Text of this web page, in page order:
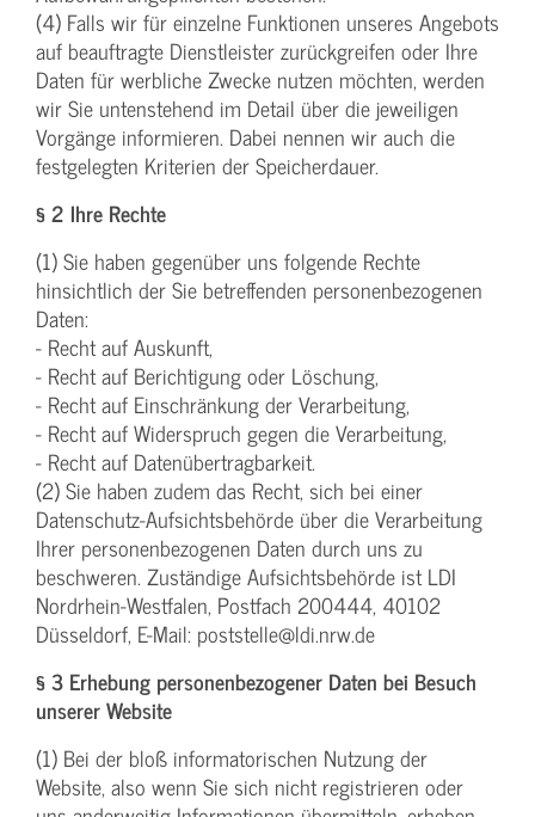
(4) Falls wir für einzelne Funktionen unseres Angebots
auf beauftragte Dienstleister zurückgreifen oder Ihre
Daten für werbliche Zwecke nutzen möchten, werden
wir Sie untenstehend im Detail über die jeweiligen
Vorgänge informieren. Dabei nennen wir auch die
festgelegten Kriterien der Speicherdauer.
§ 2 Ihre Rechte
(1) Sie haben gegenüber uns folgende Rechte
hinsichtlich der Sie betreffenden personenbezogenen
Daten:
- Recht auf Auskunft,
- Recht auf Berichtigung oder Löschung,
- Recht auf Einschränkung der Verarbeitung,
- Recht auf Widerspruch gegen die Verarbeitung,
- Recht auf Datenübertragbarkeit.
(2) Sie haben zudem das Recht, sich bei einer
Datenschutz-Aufsichtsbehörde über die Verarbeitung
Ihrer personenbezogenen Daten durch uns zu
beschweren. Zuständige Aufsichtsbehörde ist LDI
Nordrhein-Westfalen, Postfach 200444, 40102
Düsseldorf, E-Mail: poststelle@ldi.nrw.de
§ 3 Erhebung personenbezogener Daten bei Besuch
unserer Website
(1) Bei der bloß informatorischen Nutzung der
Website, also wenn Sie sich nicht registrieren oder